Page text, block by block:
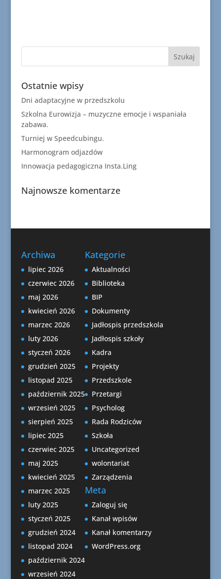
Ostatnie wpisy
Dni adaptacyjne w przedszkolu
Szkolna Eurowizja – muzyczne emocje i wspaniała
zabawa.
Turniej w Speedcubingu.
Harmonogram odjazdów
Innowacja pedagogiczna Insta.Ling
Najnowsze komentarze
Archiwa
lipiec 2026
czerwiec 2026
maj 2026
kwiecień 2026
marzec 2026
luty 2026
styczeń 2026
grudzień 2025
listopad 2025
październik 2025
wrzesień 2025
sierpień 2025
lipiec 2025
czerwiec 2025
maj 2025
kwiecień 2025
marzec 2025
luty 2025
styczeń 2025
grudzień 2024
listopad 2024
październik 2024
wrzesień 2024
Kategorie
Aktualności
Biblioteka
BIP
Dokumenty
Jadłospis przedszkola
Jadłospis szkoły
Kadra
Projekty
Przedszkole
Przetargi
Psycholog
Rada Rodziców
Szkoła
Uncategorized
wolontariat
Zarządzenia
Meta
Zaloguj się
Kanał wpisów
Kanał komentarzy
WordPress.org